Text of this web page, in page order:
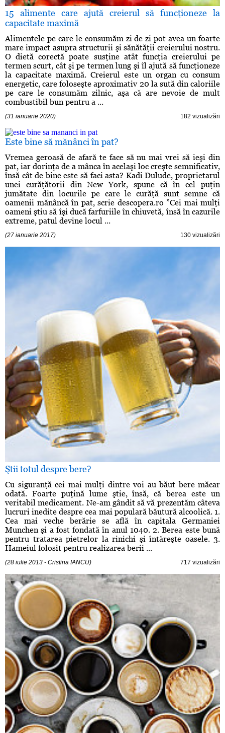
15 alimente care ajută creierul să funcţioneze la
capacitate maximă
Alimentele pe care le consumăm zi de zi pot avea un foarte
mare impact asupra structurii şi sănătăţii creierului nostru.
O dietă corectă poate susţine atât funcţia creierului pe
termen scurt, cât şi pe termen lung şi îl ajută să funcţioneze
la capacitate maximă. Creierul este un organ cu consum
energetic, care foloseşte aproximativ 20 la sută din caloriile
pe care le consumăm zilnic, aşa că are nevoie de mult
combustibil bun pentru a ...
(31 ianuarie 2020) 182 vizualizări
Este bine să mănânci în pat?
Vremea geroasă de afară te face să nu mai vrei să ieşi din
pat, iar dorinţa de a mânca în acelaşi loc creşte semnificativ,
însă cât de bine este să faci asta? Kadi Dulude, proprietarul
unei curăţătorii din New York, spune că în cel puţin
jumătate din locurile pe care le curăţă sunt semne că
oamenii mănâncă în pat, scrie descopera.ro ”Cei mai mulţi
oameni ştiu să îşi ducă farfuriile în chiuvetă, însă în cazurile
extreme, patul devine locul ...
(27 ianuarie 2017) 130 vizualizări
Ştii totul despre bere?
Cu siguranţă cei mai mulţi dintre voi au băut bere măcar
odată. Foarte puţină lume ştie, însă, că berea este un
veritabil medicament. Ne-am gândit să vă prezentăm câteva
lucruri inedite despre cea mai populară băutură alcoolică. 1.
Cea mai veche berărie se află în capitala Germaniei
Munchen şi a fost fondată în anul 1040. 2. Berea este bună
pentru tratarea pietrelor la rinichi şi întăreşte oasele. 3.
Hameiul folosit pentru realizarea berii ...
(28 iulie 2013 - Cristina IANCU) 717 vizualizări